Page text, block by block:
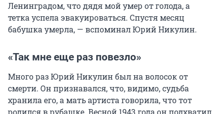
Ленинградом, что дядя мой умер от голода, а
тетка успела эвакуироваться. Спустя месяц
бабушка умерла, — вспоминал Юрий Никулин.
«Так мне еще раз повезло»
Много раз Юрий Никулин был на волосок от
смерти. Он признавался, что, видимо, судьба
хранила его, а мать артиста говорила, что тот